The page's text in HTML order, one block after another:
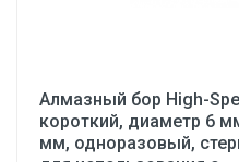
Алмазный бор High-
короткий, диаметр 6
мм, одноразовый,